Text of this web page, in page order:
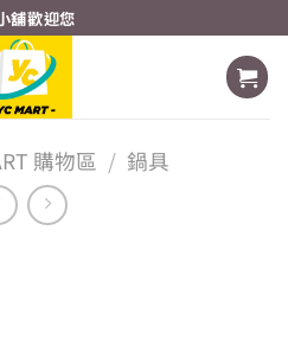
舖歡迎您
購物區 / 鍋具